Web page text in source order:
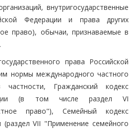
внутригосударственные
Федерации и права других
право), обычаи, признаваемые в
права Российской
нормы международного частного
Гражданский кодекс
(в том числе раздел VI
право"), Семейный кодекс
(раздел VII "Применение семейного